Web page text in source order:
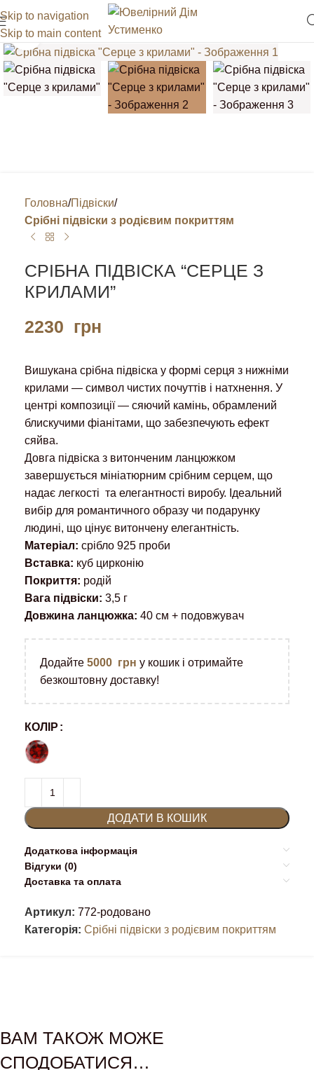
Skip to navigation
Skip to main content
Клацніть, щоб збільшити
Головна Підвіски
Срібні підвіски з родієвим покриттям
СРІБНА ПІДВІСКА “СЕРЦЕ З
КРИЛАМИ”
2230 грн
Вишукана срібна підвіска у формі серця з нижніми
крилами — символ чистих почуттів і натхнення. У
центрі композиції — сяючий камінь, обрамлений
блискучими фіанітами, що забезпечують ефект
сяйва.
Довга підвіска з витонченим ланцюжком
завершується мініатюрним срібним серцем, що
надає легкості та елегантності виробу. Ідеальний
вибір для романтичного образу чи подарунку
людині, що цінує витончену елегантність.
Матеріал: срібло 925 проби
Вставка: куб цирконію
Покриття: родій
Вага підвіски: 3,5 г
Довжина ланцюжка: 40 см + подовжувач
Додайте 5000 грн у кошик і отримайте
безкоштовну доставку!
КОЛІР
ДОДАТИ В КОШИК
Додаткова інформація
Відгуки (0)
Доставка та оплата
Артикул: 772-родовано
Категорія: Срібні підвіски з родієвим покриттям
ВАМ ТАКОЖ МОЖЕ
СПОДОБАТИСЯ…